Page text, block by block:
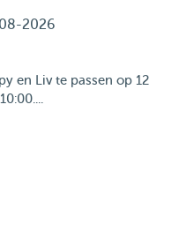
2026
en Liv te passen op 12